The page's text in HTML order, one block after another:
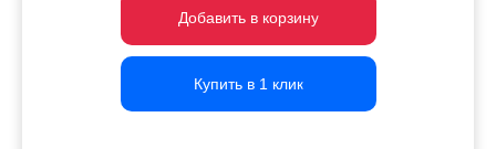
Добавить в корзину
Добавить в корзину
Добавить в корзину
Купить в 1 клик
Купить в 1 клик
Купить в 1 клик